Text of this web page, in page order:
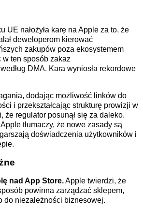
UE nałożyła karę na Apple za to, że
deweloperom kierować
zakupów poza ekosystemem
ten sposób zakaz
DMA. Kara wyniosła rekordowe
dodając możliwość linków do
i przekształcając strukturę prowizji w
że regulator posunął się za daleko.
tłumaczy, że nowe zasady są
doświadczenia użytkowników i
nad App Store.Apple twierdzi, że
powinna zarządzać sklepem,
do niezależności biznesowej.